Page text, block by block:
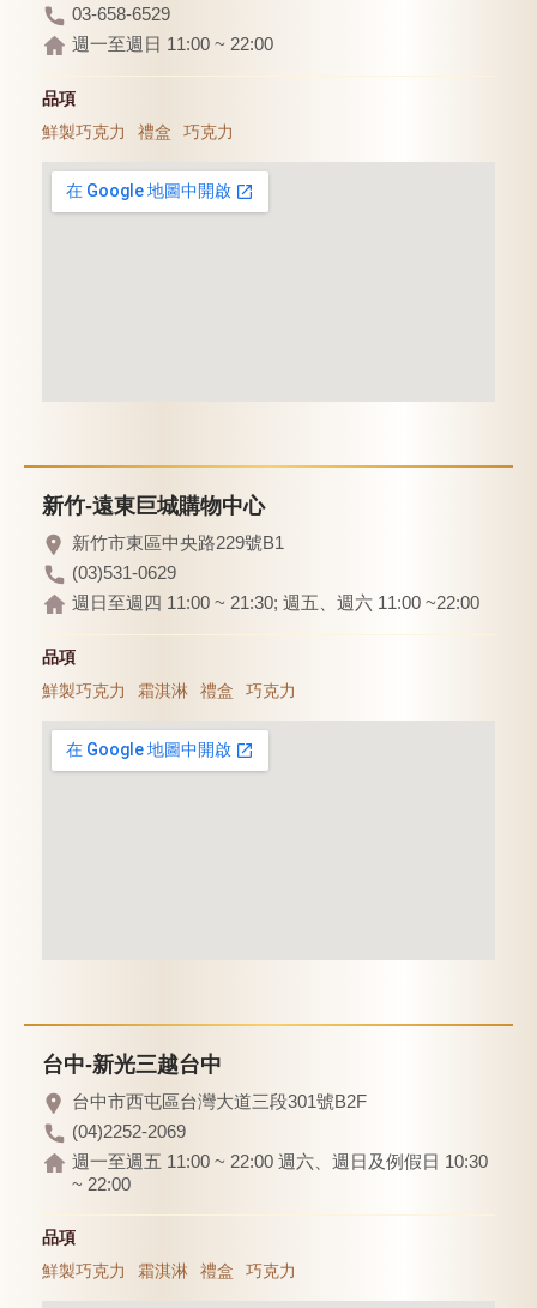
03-658-6529
週一至週日 11:00 ~ 22:00
品項
鮮製巧克力
禮盒 巧克力
新竹-遠東巨城購物中心
新竹市東區中央路229號B1
(03)531-0629
週日至週四 11:00 ~ 21:30; 週五、週六 11:00 ~22:00
品項
鮮製巧克力
霜淇淋 禮盒 巧克力
台中-新光三越台中
台中市西屯區台灣大道三段301號B2F
(04)2252-2069
週一至週五 11:00 ~ 22:00 週六、週日及例假日 10:30
~ 22:00
品項
鮮製巧克力
霜淇淋 禮盒 巧克力